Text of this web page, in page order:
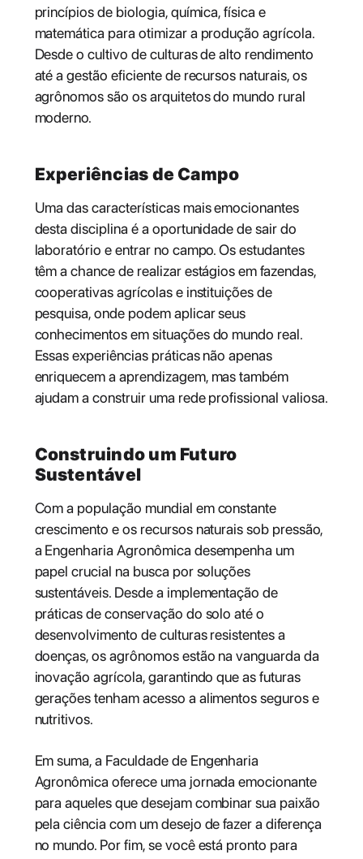
princípios de biologia, química, física e
matemática para otimizar a produção agrícola.
Desde o cultivo de culturas de alto rendimento
até a gestão eficiente de recursos naturais, os
agrônomos são os arquitetos do mundo rural
moderno.
Experiências de Campo
Uma das características mais emocionantes
desta disciplina é a oportunidade de sair do
laboratório e entrar no campo. Os estudantes
têm a chance de realizar estágios em fazendas,
cooperativas agrícolas e instituições de
pesquisa, onde podem aplicar seus
conhecimentos em situações do mundo real.
Essas experiências práticas não apenas
enriquecem a aprendizagem, mas também
ajudam a construir uma rede profissional valiosa.
Construindo um Futuro
Sustentável
Com a população mundial em constante
crescimento e os recursos naturais sob pressão,
a Engenharia Agronômica desempenha um
papel crucial na busca por soluções
sustentáveis. Desde a implementação de
práticas de conservação do solo até o
desenvolvimento de culturas resistentes a
doenças, os agrônomos estão na vanguarda da
inovação agrícola, garantindo que as futuras
gerações tenham acesso a alimentos seguros e
nutritivos.
Em suma, a Faculdade de Engenharia
Agronômica oferece uma jornada emocionante
para aqueles que desejam combinar sua paixão
pela ciência com um desejo de fazer a diferença
no mundo. Por fim, se você está pronto para